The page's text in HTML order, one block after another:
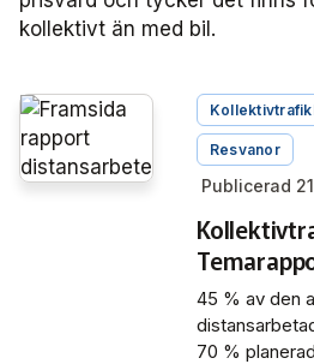
kollektivt än med bil.
Resvanor
Publicerad
45 % av den
70 %